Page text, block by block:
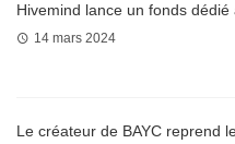
Hivemind lance un fonds dédié
14 mars 2024
Le créateur de BAYC reprend